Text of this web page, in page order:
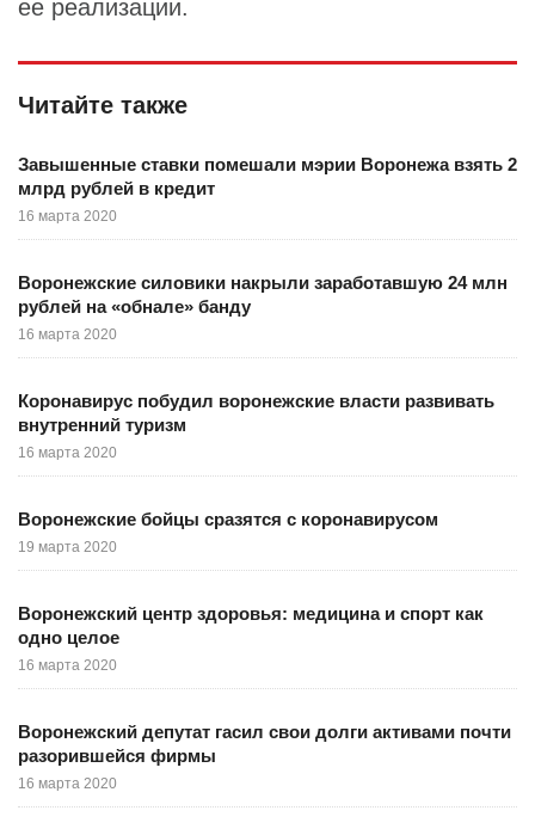
ее реализации.
Читайте также
Завышенные ставки помешали мэрии Воронежа взять 2
млрд рублей в кредит
16 марта 2020
Воронежские силовики накрыли заработавшую 24 млн
рублей на «обнале» банду
16 марта 2020
Коронавирус побудил воронежские власти развивать
внутренний туризм
16 марта 2020
Воронежские бойцы сразятся с коронавирусом
19 марта 2020
Воронежский центр здоровья: медицина и спорт как
одно целое
16 марта 2020
Воронежский депутат гасил свои долги активами почти
разорившейся фирмы
16 марта 2020